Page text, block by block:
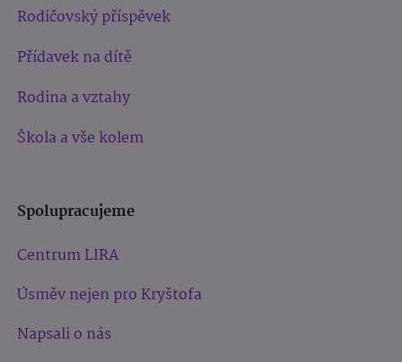
Rodičovský příspěvek
Přídavek na dítě
Rodina a vztahy
Škola a vše kolem
Spolupracujeme
Centrum LIRA
Úsměv nejen pro Kryštofa
Napsali o nás